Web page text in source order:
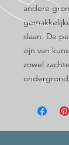
andere
slaan. De
zijn van
zowel